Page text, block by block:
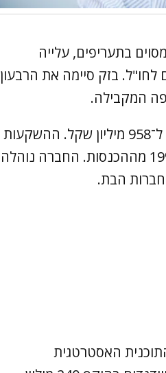
בתעריפים, עלייה
בזק סיימה את הרבעון
ההכנסות גדלו ב־1.5% ל־2.26 מיליארד שקל, והרווח ברוטו ב־4.4% ל־958 מיליון שקל. ההשקעות
(בעיקר בפריסת רשת הסיבים) הסתכמו ב־430 מיליון שקל ומהוות 19% מההכנסות. החברה נוהלה
חברות הבת.
האסטרטגית